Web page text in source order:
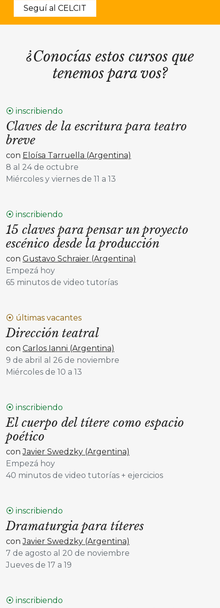
Seguí al CELCIT
¿Conocías estos cursos que
tenemos para vos?
⦿ inscribiendo
Claves de la escritura para teatro
breve
con Eloísa Tarruella (Argentina)
8 al 24 de octubre
Miércoles y viernes de 11 a 13
⦿ inscribiendo
15 claves para pensar un proyecto
escénico desde la producción
con Gustavo Schraier (Argentina)
Empezá hoy
65 minutos de video tutorías
⦿ últimas vacantes
Dirección teatral
con Carlos Ianni (Argentina)
9 de abril al 26 de noviembre
Miércoles de 10 a 13
⦿ inscribiendo
El cuerpo del títere como espacio
poético
conJavier Swedzky (Argentina)
Empezá hoy
40 minutos de video tutorías + ejercicios
⦿ inscribiendo
Dramaturgia para títeres
conJavier Swedzky (Argentina)
7 de agosto al 20 de noviembre
Jueves de 17 a 19
⦿ inscribiendo